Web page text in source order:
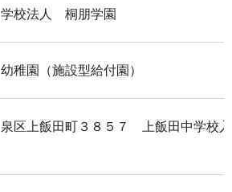
学校法人 桐朋学園
幼稚園（施設型給付園）
泉区上飯田町３８５７ 上飯田中学校